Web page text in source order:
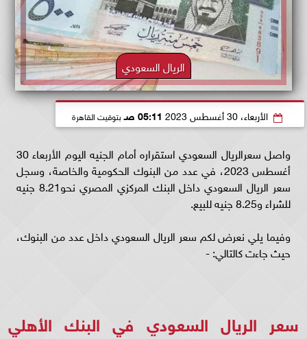
الريال السعودي
الأربعاء، 30 أغسطس 2023 05:11 صـ بتوقيت القاهرة
واصل سعرالريال السعودي استقراره أمام الجنيه اليوم الأربعاء 30
أغسطس 2023، في عدد من البنوك الحكومية والخاصة، وسجل
سعر الريال السعودي داخل البنك المركزي المصري نحو8.21 جنيه
للشراء و8.25 جنيه للبيع.
وفيما يلي نعرض لكم سعر الريال السعودي داخل عدد من البنوك،
حيث جاءت كالتالي: -
سعر الريال السعودي في البنك الأهلي